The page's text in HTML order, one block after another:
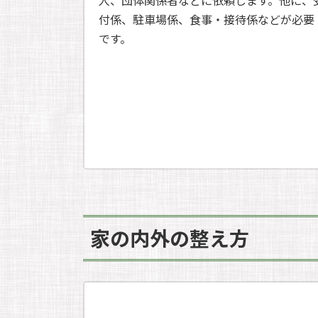
付係、駐車場係、食事・接待係などが必要
です。
家の内外の整え方